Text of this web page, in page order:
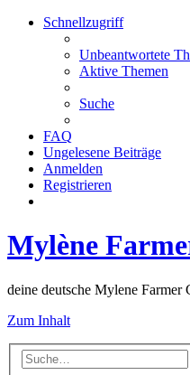
Schnellzugriff
Unbeantwortete
Aktive Themen
Suche
FAQ
Ungelesene Beiträge
Anmelden
Registrieren
Mylène
deine deutsche Mylene Farmer
Zum Inhalt